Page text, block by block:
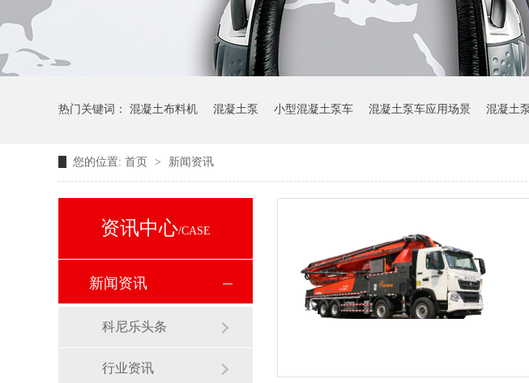
热门关键词： 混凝土布料机 混凝土泵 小型混凝土泵车 混凝土泵车应用场景 混凝土
您的位置: 首页 > 新闻资讯
资讯中心/CASE
新闻资讯
科尼乐头条
行业资讯